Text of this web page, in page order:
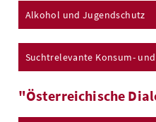
Alkohol und Jugendschutz
Suchtrelevante Konsum-
"Österreichische